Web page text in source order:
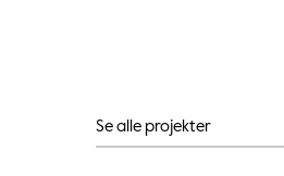
Se alle projekter